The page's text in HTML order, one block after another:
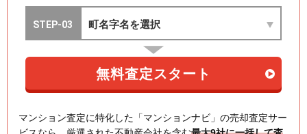
マンション査定に特化した「マンションナビ」の売却査定サー